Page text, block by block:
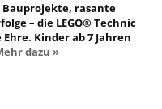
Bauprojekte, rasante
– die LEGO® Technic
Kinder ab 7 Jahren
dazu »